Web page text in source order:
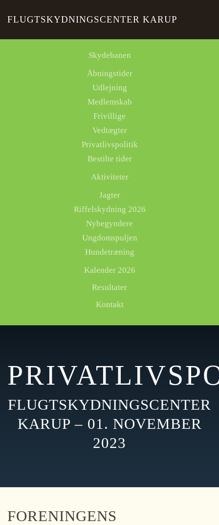
FLUGTSKYDNINGSCENTER KARUP
Skydebanen
Åbningstider
Udlejning
Medlemskab
Frivillige
Vedtægter
Privatlivspolitik
Bestilte tider
Aktiviteter
Jagter
Riffelskydning 2026
Nybegyndere
Ungdomspuljen
Hundetræning
Kalender 2026
Resultater
Kontakt
FLUGTSKYDNINGSCENTER
KARUP – 01. NOVEMBER
2023
FORENINGENS